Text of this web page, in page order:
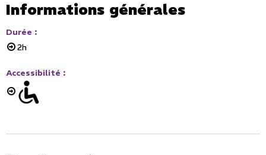
Informations générales
Durée :
2h
Accessibilité :